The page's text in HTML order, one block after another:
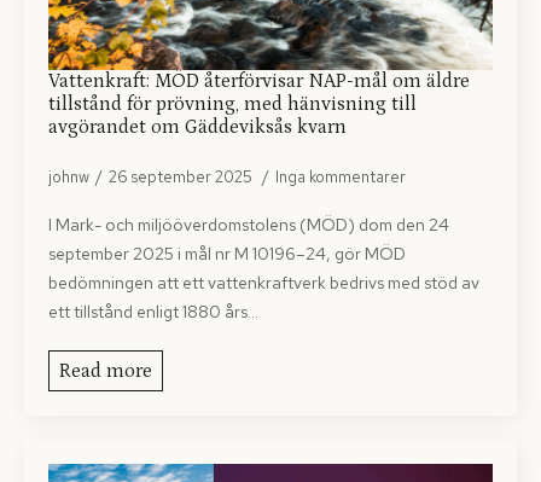
Vattenkraft: MÖD återförvisar NAP-mål om äldre
tillstånd för prövning, med hänvisning till
avgörandet om Gäddeviksås kvarn
johnw 26 september 2025 Inga kommentarer
I Mark- och miljööverdomstolens (MÖD) dom den 24
september 2025 i mål nr M 10196–24, gör MÖD
bedömningen att ett vattenkraftverk bedrivs med stöd av
ett tillstånd enligt 1880 års…
Read more